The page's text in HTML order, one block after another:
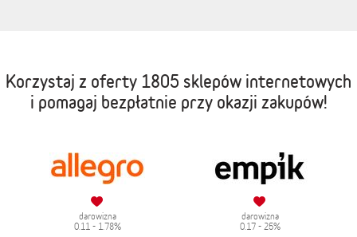
Korzystaj z oferty 1805 sklepów internetowych
i pomagaj bezpłatnie przy okazji zakupów!
darowizna
0.11 - 1.78%
darowizna
0.17 - 25%